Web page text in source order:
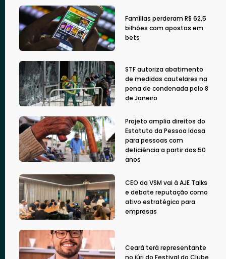
Famílias perderam R$ 62,5
bilhões com apostas em
bets
STF autoriza abatimento
de medidas cautelares na
pena de condenada pelo 8
de Janeiro
Projeto amplia direitos do
Estatuto da Pessoa Idosa
para pessoas com
deficiência a partir dos 50
anos
CEO da VSM vai à AJE Talks
e debate reputação como
ativo estratégico para
empresas
Ceará terá representante
no júri do Festival do Clube